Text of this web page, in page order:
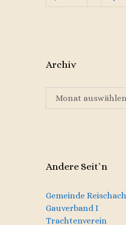
Archiv
Andere Seit`n
Gemeinde Reischach
Gauverband I
Trachtenverein